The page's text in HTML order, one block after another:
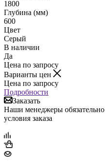
1800
Глубина (мм)
600
Цвет
Серый
В наличии
Да
Цена по запросу
Варианты цен
Цена по запросу
Подробности
Заказать
Наши менеджеры
условия заказа